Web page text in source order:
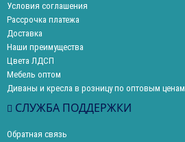
Условия соглашения
Рассрочка платежа
Доставка
Наши преимущества
Цвета ЛДСП
Мебель оптом
Диваны и кресла в розницу по оптовым ценам
СЛУЖБА ПОДДЕРЖКИ
Обратная связь